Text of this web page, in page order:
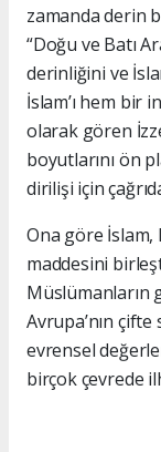
zamanda derin
“Doğu ve Batı
derinliğini ve
İslam’ı hem bir
olarak gören
boyutlarını ön
dirilişi için
Ona göre İslam,
maddesini
Müslümanların
Avrupa’nın çifte
evrensel
birçok çevrede